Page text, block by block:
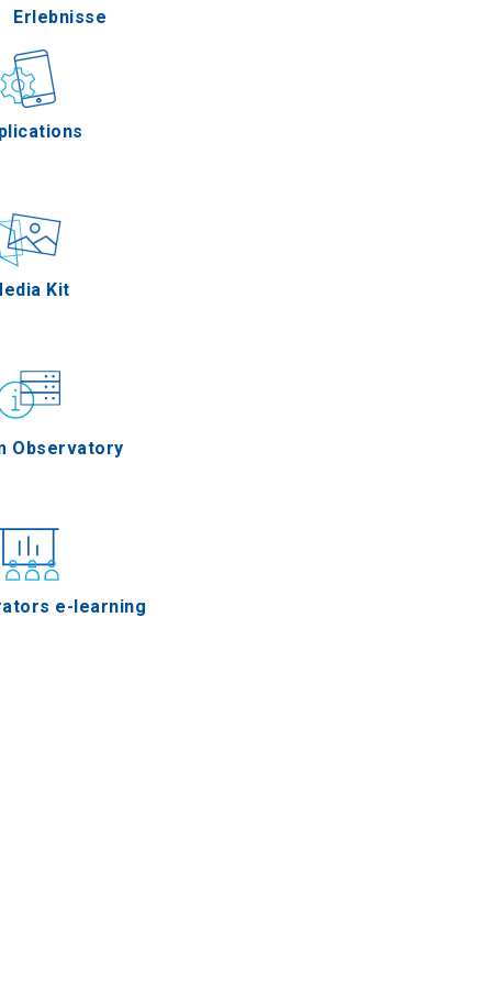
Gastronomie
Ereignisse
Kit
Observatory
e-learning
Erlebnisse